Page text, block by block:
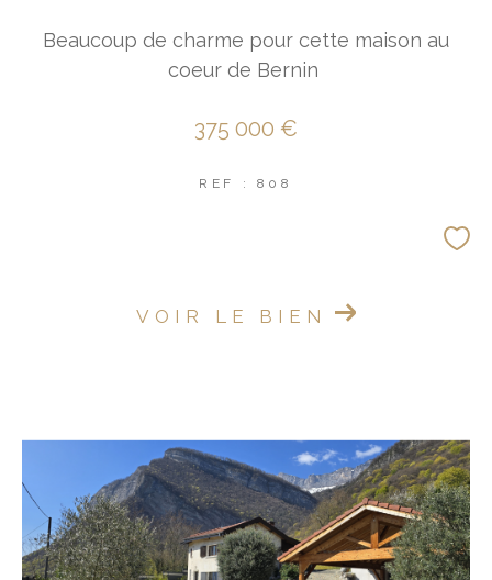
Beaucoup de charme pour cette maison au
coeur de Bernin
375 000 €
REF : 808
VOIR LE BIEN